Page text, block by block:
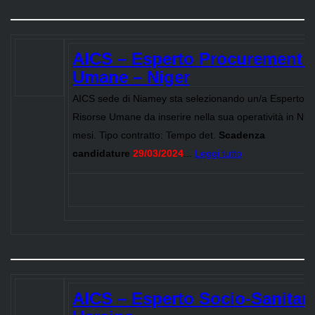
AICS – Esperto Procurement
Umane – Niger
AICS sede di Niamey sta selezionando un/a Esperto
Risorse Umane da inserire nella sua operatività in
mesi. Tipo contratto: Tempo det. Scadenza
candidature 29/03/2024... Leggi tutto
AICS – Esperto Socio-